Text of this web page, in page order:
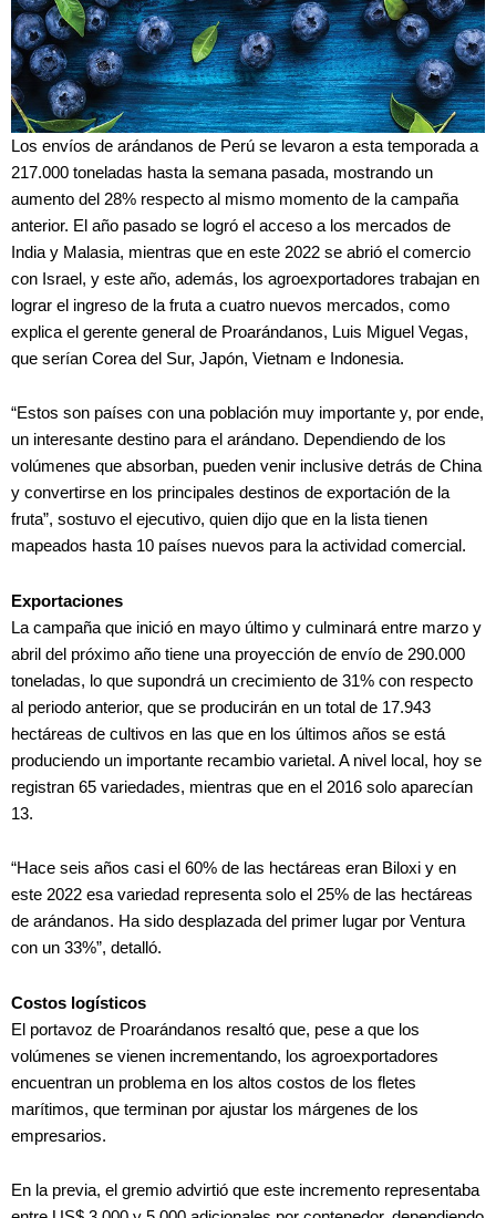
Los envíos de arándanos de Perú se levaron a esta temporada a
217.000 toneladas hasta la semana pasada, mostrando un
aumento del 28% respecto al mismo momento de la campaña
anterior. El año pasado se logró el acceso a los mercados de
India y Malasia, mientras que en este 2022 se abrió el comercio
con Israel, y este año, además, los agroexportadores trabajan en
lograr el ingreso de la fruta a cuatro nuevos mercados, como
explica el gerente general de Proarándanos, Luis Miguel Vegas,
que serían Corea del Sur, Japón, Vietnam e Indonesia.
“Estos son países con una población muy importante y, por ende,
un interesante destino para el arándano. Dependiendo de los
volúmenes que absorban, pueden venir inclusive detrás de China
y convertirse en los principales destinos de exportación de la
fruta”, sostuvo el ejecutivo, quien dijo que en la lista tienen
mapeados hasta 10 países nuevos para la actividad comercial.
Exportaciones
La campaña que inició en mayo último y culminará entre marzo y
abril del próximo año tiene una proyección de envío de 290.000
toneladas, lo que supondrá un crecimiento de 31% con respecto
al periodo anterior, que se producirán en un total de 17.943
hectáreas de cultivos en las que en los últimos años se está
produciendo un importante recambio varietal. A nivel local, hoy se
registran 65 variedades, mientras que en el 2016 solo aparecían
13.
“Hace seis años casi el 60% de las hectáreas eran Biloxi y en
este 2022 esa variedad representa solo el 25% de las hectáreas
de arándanos. Ha sido desplazada del primer lugar por Ventura
con un 33%”, detalló.
Costos logísticos
El portavoz de Proarándanos resaltó que, pese a que los
volúmenes se vienen incrementando, los agroexportadores
encuentran un problema en los altos costos de los fletes
marítimos, que terminan por ajustar los márgenes de los
empresarios.
En la previa, el gremio advirtió que este incremento representaba